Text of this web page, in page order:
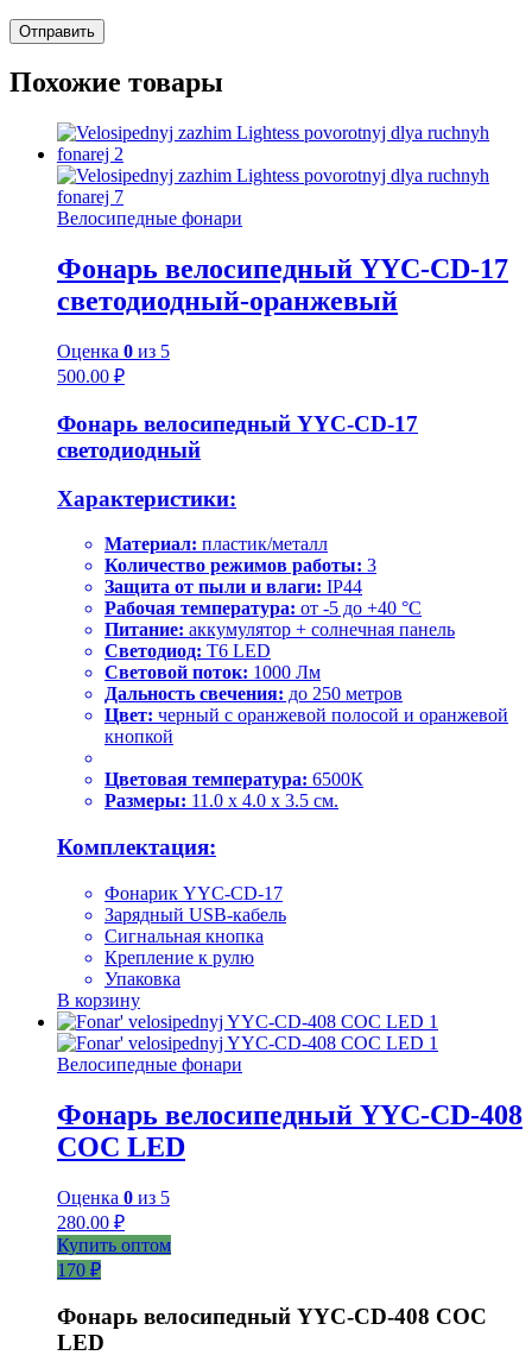
Похожие товары
Велосипедные фонари
Фонарь велосипедный YYC-CD-17
светодиодный-оранжевый
Оценка 0 из 5
500.00 ₽
Фонарь велосипедный YYC-CD-17
светодиодный
Характеристики:
Материал: пластик/металл
Количество режимов работы: 3
Защита от пыли и влаги: IP44
Рабочая температура: от -5 до +40 °C
Питание: аккумулятор + солнечная панель
Светодиод: T6 LED
Световой поток: 1000 Лм
Дальность свечения: до 250 метров
Цвет: черный с оранжевой полосой и оранжевой
кнопкой
Цветовая температура: 6500К
Размеры: 11.0 х 4.0 х 3.5 см.
Комплектация:
Фонарик YYC-CD-17
Зарядный USB-кабель
Сигнальная кнопка
Крепление к рулю
Упаковка
В корзину
Велосипедные фонари
Фонарь велосипедный YYC-CD-408
COC LED
Оценка 0 из 5
280.00 ₽
Купить оптом
170 ₽
Фонарь велосипедный YYC-CD-408 COC
LED